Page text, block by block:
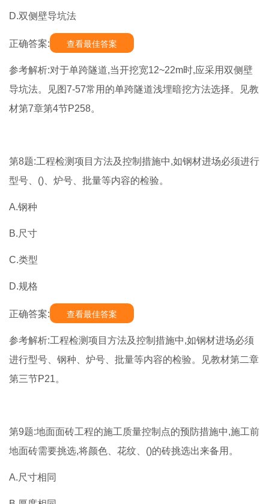
D.双侧壁导坑法
正确答案: 查看最佳答案
参考解析:对于单跨隧道,当开挖宽12~22m时,应采用双侧壁
导坑法。见图7-57常用的单跨隧道浅埋暗挖方法选择。见教
材第7章第4节P258。
第8题:工程检测项目方法及控制措施中,如钢材进场必须进行
型号、()、炉号、批量等内容的检验。
A.钢种
B.尺寸
C.类型
D.规格
正确答案: 查看最佳答案
参考解析:工程检测项目方法及控制措施中,如钢材进场必须
进行型号、钢种、炉号、批量等内容的检验。见教材第二章
第三节P21。
第9题:地面面砖工程的施工质量控制点的预防措施中,施工前
地面砖需要挑选,将颜色、花纹、()的砖挑选出来备用。
A.尺寸相同